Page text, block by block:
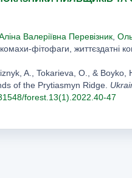
Валеріївна Перевізник,
комахи-фітофаги, життєздатні
A., Tokarieva, O., &
of the Prytiasmyn Ridge.
forest.13(1).2022.40-47